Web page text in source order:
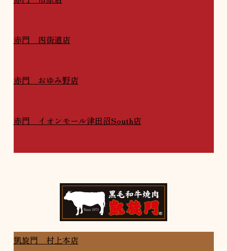
赤門 四街道店
赤門 おゆみ野店
赤門 イオンモール津田沼South店
凱旋門 店舗一覧
凱旋門 村上本店